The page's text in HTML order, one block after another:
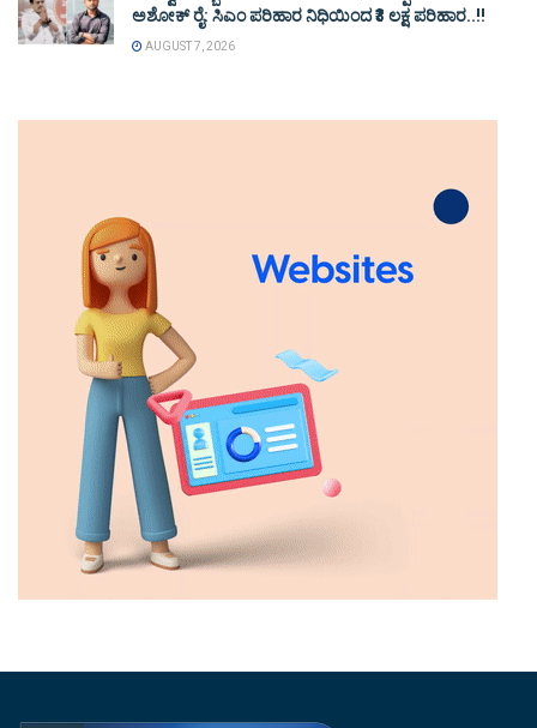
ಅಶೋಕ್ ರೈ: ಸಿಎಂ ಪರಿಹಾರ ನಿಧಿಯಿಂದ ₹3 ಲಕ್ಷ ಪರಿಹಾರ..!!
AUGUST 7, 2026